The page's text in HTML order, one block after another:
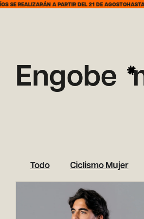
A PARTIR DEL 21 DE AGOSTOHASTA 25% DE
Engobe
Todo Ciclismo Mujer